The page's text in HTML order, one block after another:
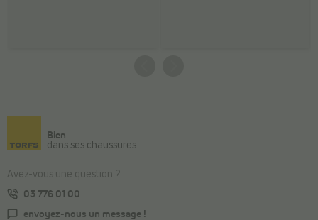
Bien
dans ses chaussures
Avez-vous une question ?
03 776 01 00
envoyez-nous un message !